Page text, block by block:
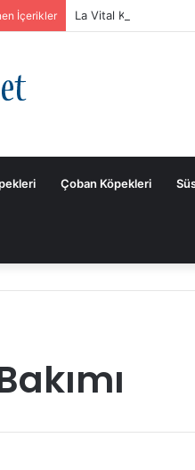
İçerikler La Vital Köpek
Çoban Köpekleri